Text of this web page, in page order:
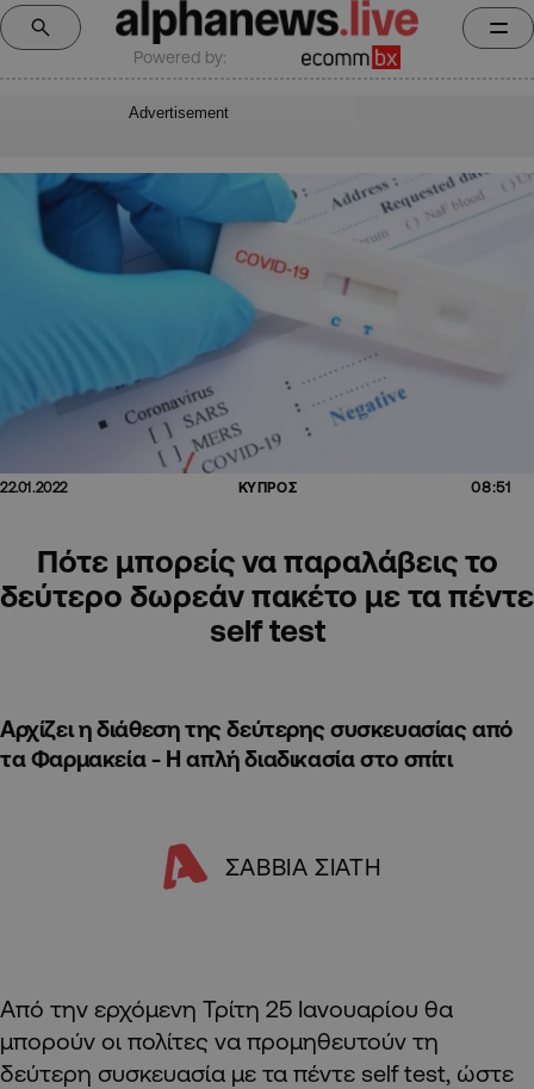
Powered by:
Advertisement
22.01.2022 ΚΥΠΡΟΣ 08:51
Πότε μπορείς να παραλάβεις το
δεύτερο δωρεάν πακέτο με τα πέντε
self test
Αρχίζει η διάθεση της δεύτερης συσκευασίας από
τα Φαρμακεία - Η απλή διαδικασία στο σπίτι
ΣΑΒΒΙΑ ΣΙΑΤΗ
Από την ερχόμενη Τρίτη 25 Ιανουαρίου θα
μπορούν οι πολίτες να προμηθευτούν τη
δεύτερη συσκευασία με τα πέντε self test, ώστε